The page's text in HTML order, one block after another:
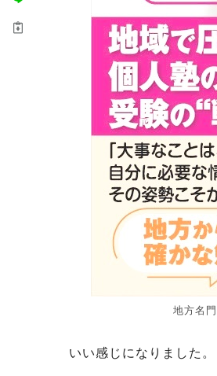
地方名
いい感じになりました。